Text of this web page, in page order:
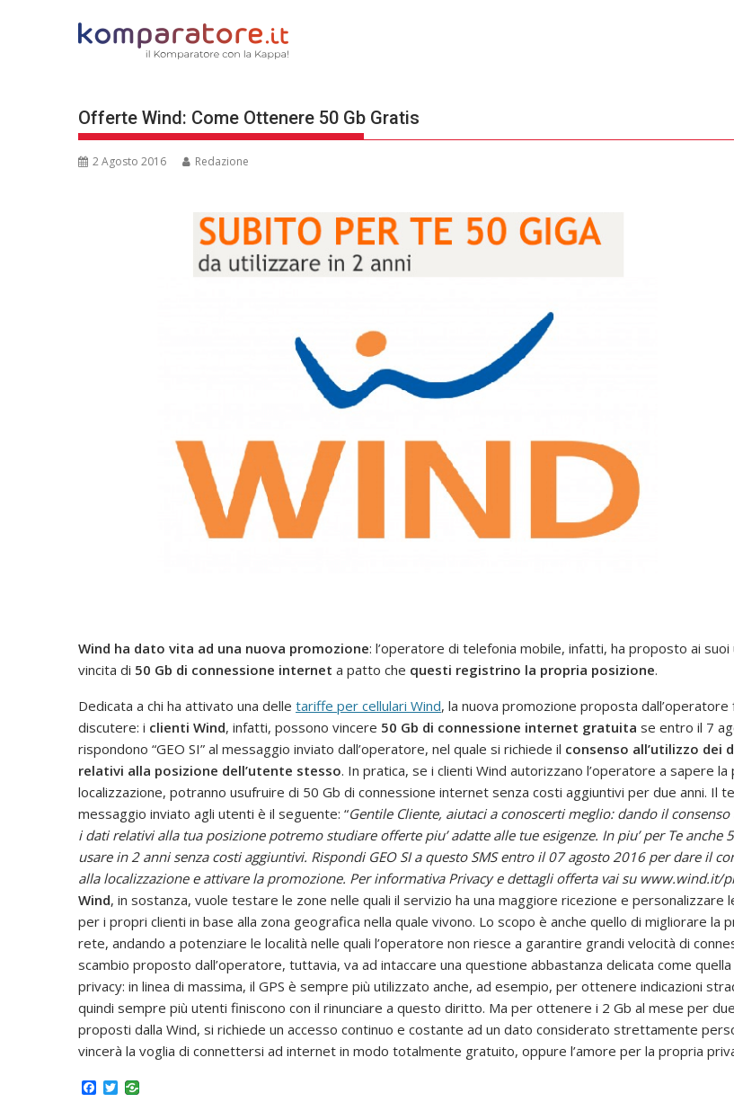
Offerte Wind: Come Ottenere 50 Gb Gratis
2 Agosto 2016 Redazione
Wind ha dato vita ad una nuova promozione: l’operatore di telefonia mobile, infatti, ha proposto ai suoi
vincita di 50 Gb di connessione internet a patto che questi registrino la propria posizione.
Dedicata a chi ha attivato una delle tariffe per cellulari Wind, la nuova promozione proposta dall’operatore
discutere: i clienti Wind, infatti, possono vincere 50 Gb di connessione internet gratuita se entro il 7
rispondono “GEO SI” al messaggio inviato dall’operatore, nel quale si richiede il consenso all’utilizzo dei
relativi alla posizione dell’utente stesso. In pratica, se i clienti Wind autorizzano l’operatore a sapere la
localizzazione, potranno usufruire di 50 Gb di connessione internet senza costi aggiuntivi per due anni. Il
messaggio inviato agli utenti è il seguente: “Gentile Cliente, aiutaci a conoscerti meglio: dando il consenso
i dati relativi alla tua posizione potremo studiare offerte piu’ adatte alle tue esigenze. In piu’ per Te anche
usare in 2 anni senza costi aggiuntivi. Rispondi GEO SI a questo SMS entro il 07 agosto 2016 per dare il
alla localizzazione e attivare la promozione. Per informativa Privacy e dettagli offerta vai su www.wind.it/
Wind, in sostanza, vuole testare le zone nelle quali il servizio ha una maggiore ricezione e personalizzare
per i propri clienti in base alla zona geografica nella quale vivono. Lo scopo è anche quello di migliorare la
rete, andando a potenziare le località nelle quali l’operatore non riesce a garantire grandi velocità di
scambio proposto dall’operatore, tuttavia, va ad intaccare una questione abbastanza delicata come quella
privacy: in linea di massima, il GPS è sempre più utilizzato anche, ad esempio, per ottenere indicazioni
quindi sempre più utenti finiscono con il rinunciare a questo diritto. Ma per ottenere i 2 Gb al mese per
proposti dalla Wind, si richiede un accesso continuo e costante ad un dato considerato strettamente
vincerà la voglia di connettersi ad internet in modo totalmente gratuito, oppure l’amore per la propria
T